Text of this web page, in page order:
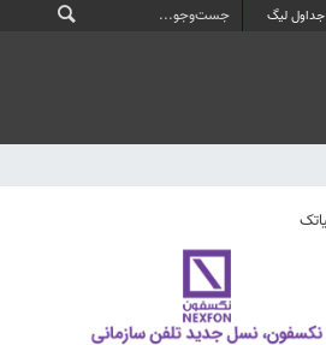
جداول لیگ